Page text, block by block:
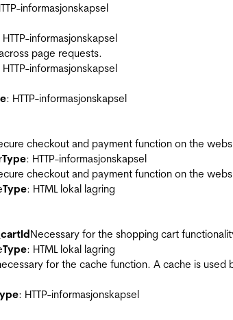
informasjonskapsel
HTTP-informasjonskapsel
page requests.
HTTP-informasjonskapsel
: HTTP-informasjonskapsel
checkout and payment function on the
Type: HTTP-informasjonskapsel
checkout and payment function on the
Type: HTML lokal lagring
Necessary for the shopping cart
Type: HTML lokal lagring
for the cache function. A cache is
: HTTP-informasjonskapsel